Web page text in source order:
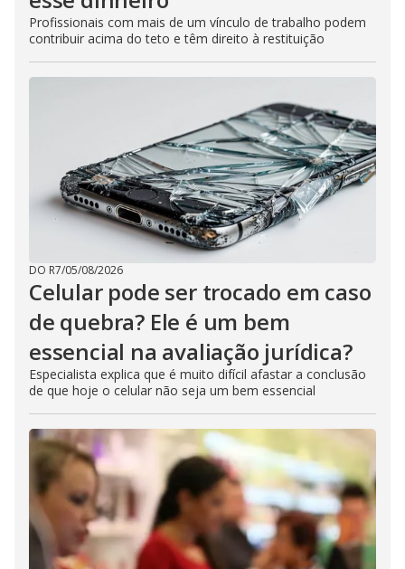
Profissionais com mais de um vínculo de trabalho podem
contribuir acima do teto e têm direito à restituição
DO R7/05/08/2026
Celular pode ser trocado em caso
de quebra? Ele é um bem
essencial na avaliação jurídica?
Especialista explica que é muito difícil afastar a conclusão
de que hoje o celular não seja um bem essencial